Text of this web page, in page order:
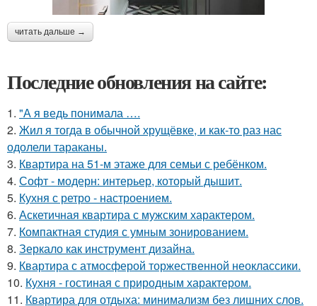
читать дальше →
Последние обновления на сайте:
1. "А я ведь понимала ….
2. Жил я тогда в обычной хрущёвке, и как-то раз нас
одолели тараканы.
3. Квартира на 51-м этаже для семьи с ребёнком.
4. Софт - модерн: интерьер, который дышит.
5. Кухня с ретро - настроением.
6. Аскетичная квартира с мужским характером.
7. Компактная студия с умным зонированием.
8. Зеркало как инструмент дизайна.
9. Квартира с атмосферой торжественной неоклассики.
10. Кухня - гостиная с природным характером.
11. Квартира для отдыха: минимализм без лишних слов.